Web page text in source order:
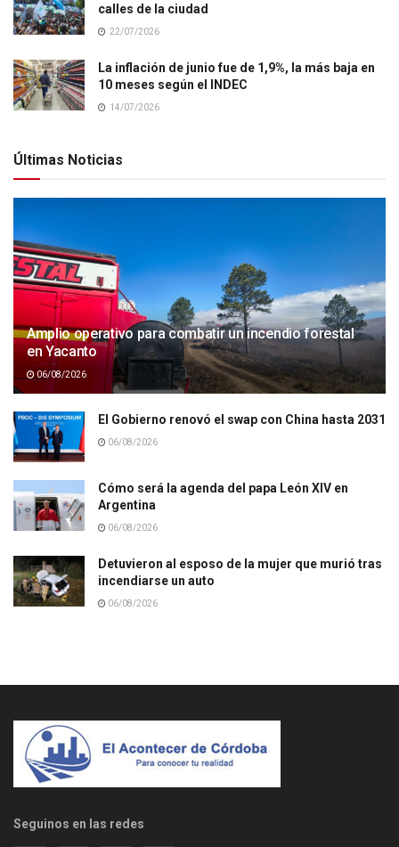
calles de la ciudad
22/07/2026
La inflación de junio fue de 1,9%, la más baja en
10 meses según el INDEC
14/07/2026
Últimas Noticias
Amplio operativo para combatir un incendio forestal
en Yacanto
06/08/2026
El Gobierno renovó el swap con China hasta 2031
06/08/2026
Cómo será la agenda del papa León XIV en
Argentina
06/08/2026
Detuvieron al esposo de la mujer que murió tras
incendiarse un auto
06/08/2026
Seguinos en las redes